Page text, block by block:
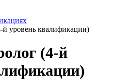
й уровень квалификации)
(4-й